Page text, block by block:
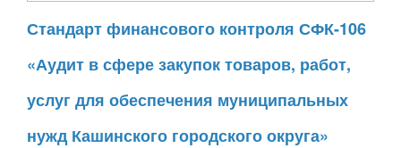
Стандарт финансового контроля СФК-106
«Аудит в сфере закупок товаров, работ,
услуг для обеспечения муниципальных
нужд Кашинского городского округа»